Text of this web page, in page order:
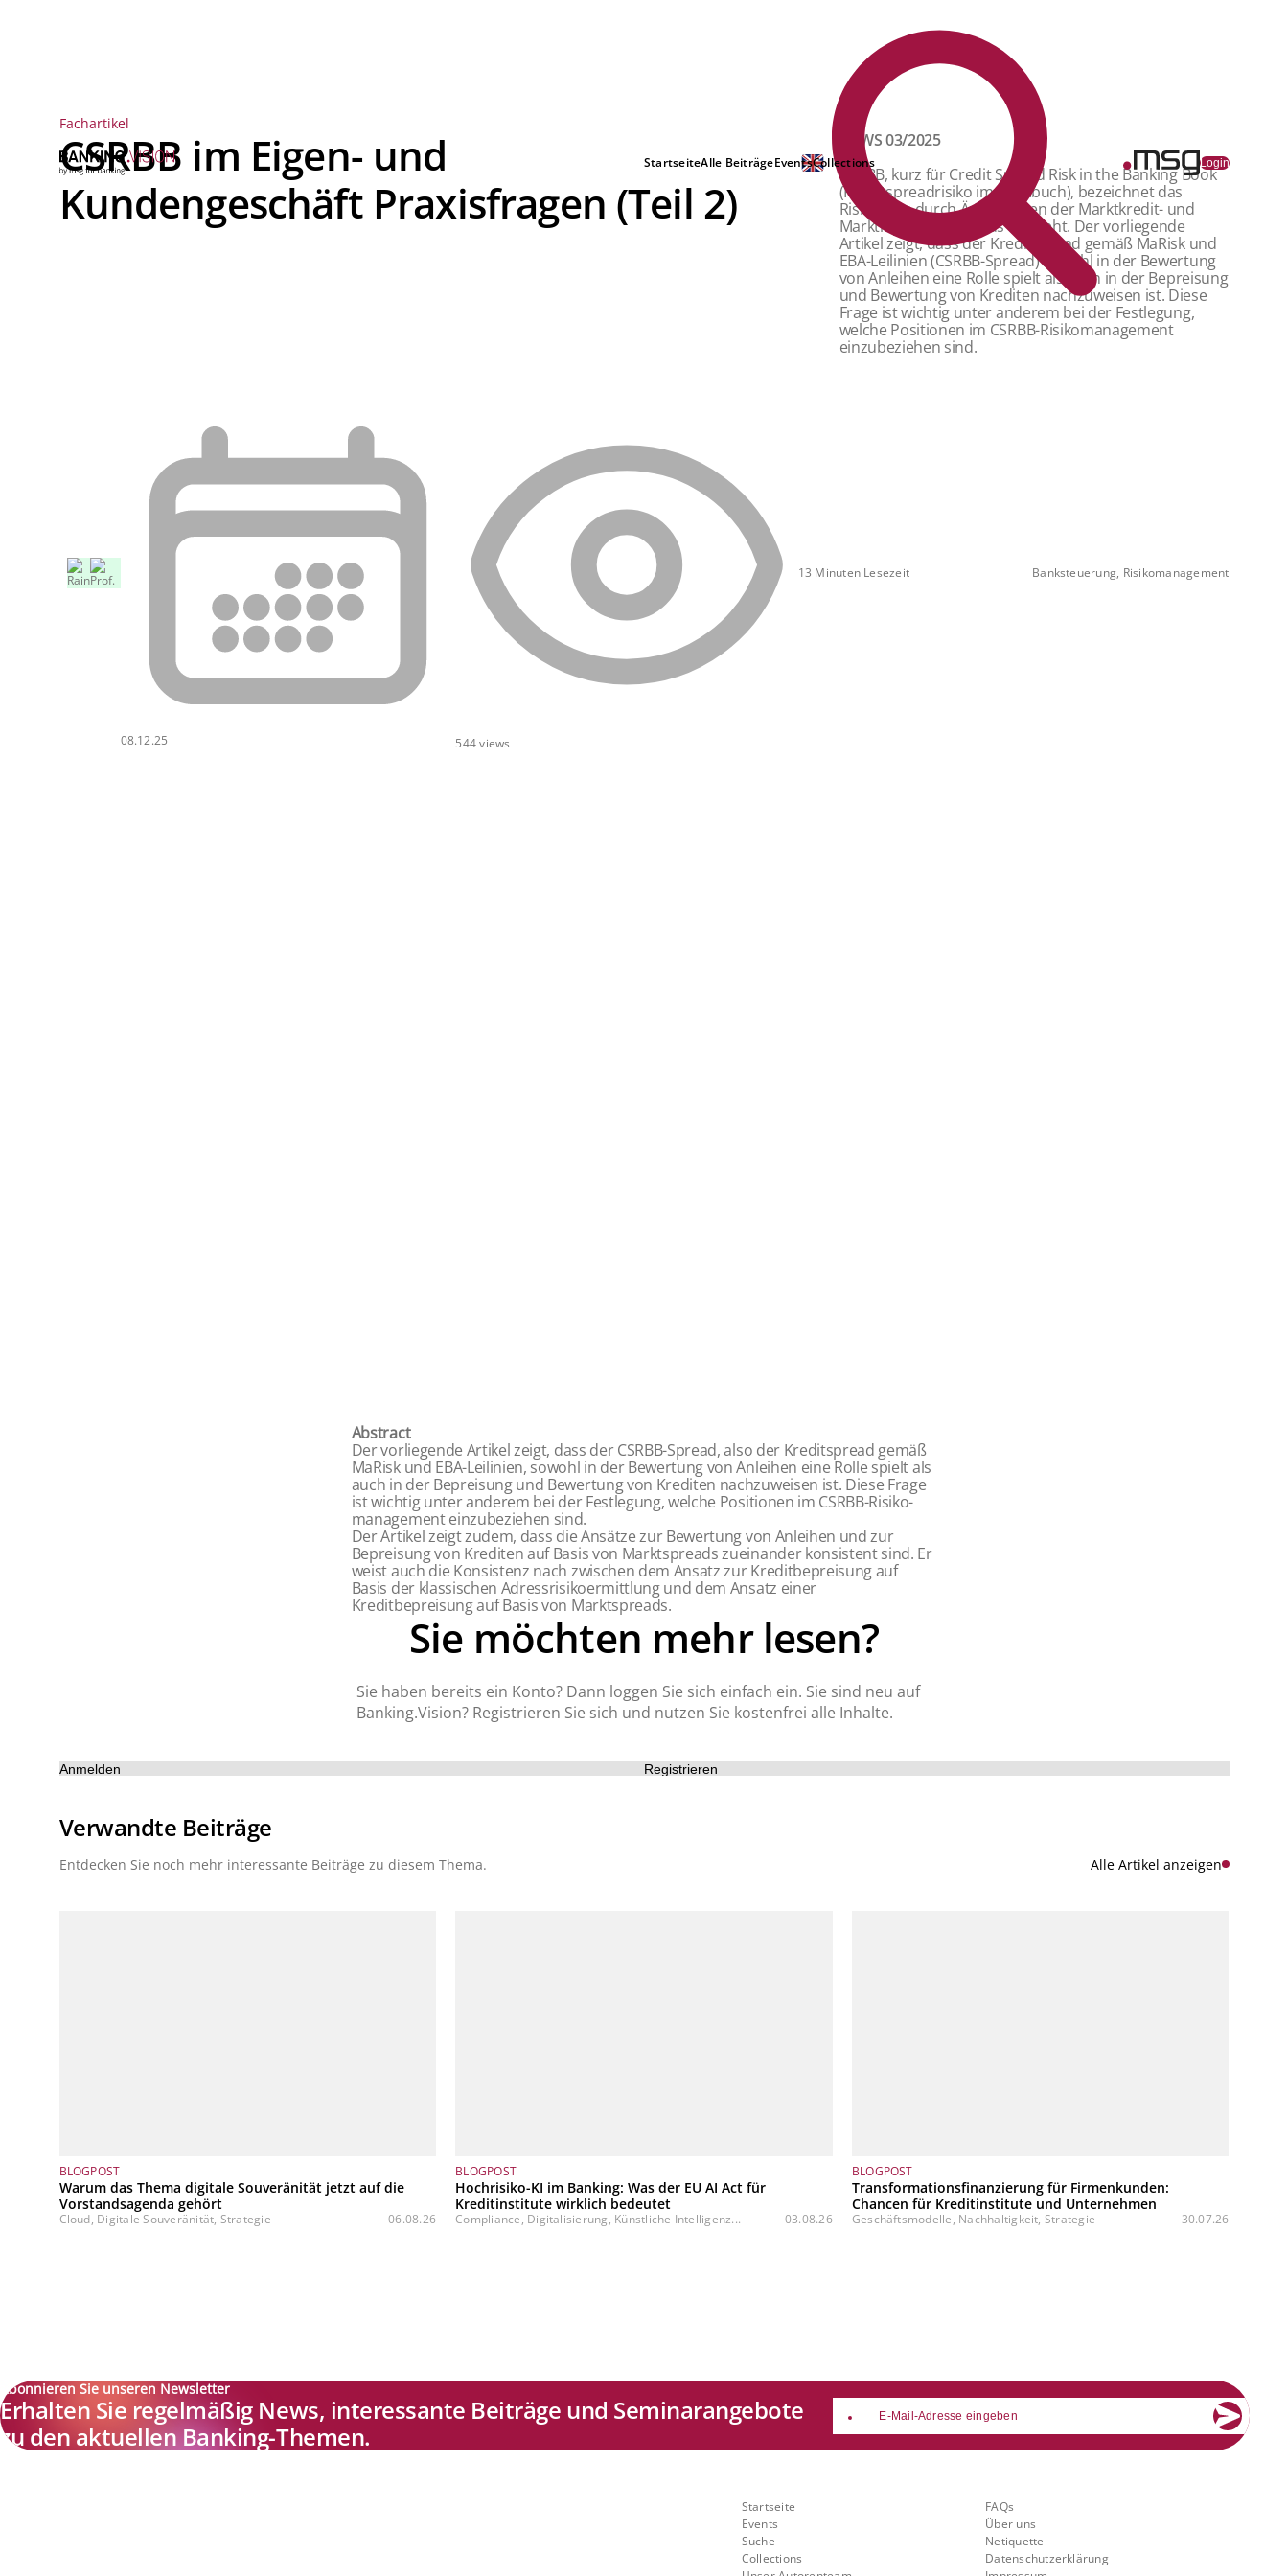
StartseiteAlle BeiträgeEventsCollections Login
Fachartikel
CSRBB im Eigen- und
Kundengeschäft Praxisfragen (Teil 2)
NEWS 03/2025
CSRBB, kurz für Credit Spread Risk in the Banking Book
(Kreditspreadrisiko im Bankbuch), bezeichnet das
Risiko, das durch Änderungen der Marktkredit- und
Marktliquiditätsspreads entsteht. Der vorliegende
Artikel zeigt, dass der Kreditspread gemäß MaRisk und
EBA-Leilinien (CSRBB-Spread) sowohl in der Bewertung
von Anleihen eine Rolle spielt als auch in der Bepreisung
und Bewertung von Krediten nachzuweisen ist. Diese
Frage ist wichtig unter anderem bei der Festlegung,
welche Positionen im CSRBB-Risikomanagement
einzubeziehen sind.
08.12.25 544views
13 Minuten Lesezeit Banksteuerung, Risikomanagement
Abstract
Der vorliegende Artikel zeigt, dass der CSRBB-Spread, also der Kreditspread gemäß
MaRisk und EBA-Leilinien, sowohl in der Bewertung von Anleihen eine Rolle spielt als
auch in der Bepreisung und Bewertung von Krediten nachzuweisen ist. Diese Frage
ist wichtig unter anderem bei der Festlegung, welche Positionen im CSRBB-Risiko­
management einzubeziehen sind.
Der Artikel zeigt zudem, dass die Ansätze zur Bewertung von Anleihen und zur
Bepreisung von Krediten auf Basis von Marktspreads zueinander konsistent sind. Er
weist auch die Konsistenz nach zwischen dem Ansatz zur Kreditbepreisung auf
Basis der klassischen Adressrisiko­ermittlung und dem Ansatz einer
Kreditbepreisung auf Basis von Marktspreads.
Sie möchten mehr lesen?
Sie haben bereits ein Konto? Dann loggen Sie sich einfach ein. Sie sind neu auf
Banking.Vision? Registrieren Sie sich und nutzen Sie kostenfrei alle Inhalte.
Anmelden Registrieren
Verwandte Beiträge
Entdecken Sie noch mehr interessante Beiträge zu diesem Thema. Alle Artikel anzeigen
BLOGPOST
Warum das Thema digitale Souveränität jetzt auf die
Vorstandsagenda gehört
Cloud, Digitale Souveränität, Strategie 06.08.26
BLOGPOST
Hochrisiko-KI im Banking: Was der EU AI Act für
Kreditinstitute wirklich bedeutet
Compliance, Digitalisierung, Künstliche Intelligenz... 03.08.26
BLOGPOST
Transformationsfinanzierung für Firmenkunden:
Chancen für Kreditinstitute und Unternehmen
Geschäftsmodelle, Nachhaltigkeit, Strategie 30.07.26
Abonnieren Sie unseren Newsletter
Erhalten Sie regelmäßig News, interessante Beiträge und Seminarangebote
zu den aktuellen Banking-Themen.
email
Startseite
Events
Suche
Collections
FAQs
Über uns
Netiquette
Datenschutzerklärung